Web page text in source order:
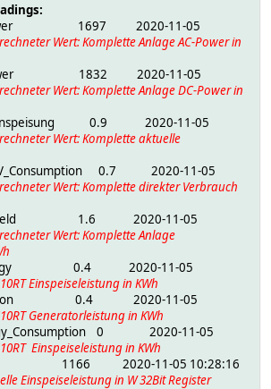
1697 2020-11-05
Wert: Komplette Anlage AC-Power in
1832 2020-11-05
Wert: Komplette Anlage DC-Power in
0.9 2020-11-05
Wert: Komplette aktuelle
0.7 2020-11-05
Wert: Komplette direkter Verbrauch
1.6 2020-11-05
Wert: Komplette Anlage
0.4 2020-11-05
Einspeiseleistung in KWh
0.4 2020-11-05
Generatorleistung in KWh
0 2020-11-05
Einspeiseleistung in KWh
1166 2020-11-05 10:28:16
Einspeiseleistung in W 32Bit Register